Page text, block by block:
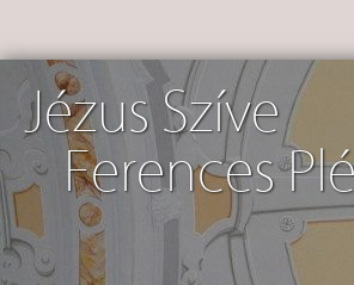
Jézus Szíve
Ferences